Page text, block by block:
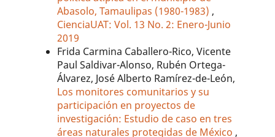
Abasolo, Tamaulipas (1980-1983) ,
CienciaUAT: Vol. 13 No. 2: Enero-Junio
2019
Frida Carmina Caballero-Rico, Vicente
Paul Saldivar-Alonso, Rubén Ortega-
Álvarez, José Alberto Ramírez-de-León,
Los monitores comunitarios y su
participación en proyectos de
investigación: Estudio de caso en tres
áreas naturales protegidas de México ,